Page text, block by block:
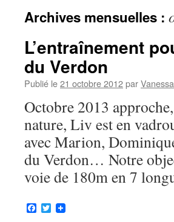
Archives mensuelles :
L’entraînement
du Verdon
Publié le21 octobre 2012parVanessa
Octobre 2013
nature, Liv est en
avec Marion,
du Verdon… Notre
voie de 180m en 7
Facebook
Twitter